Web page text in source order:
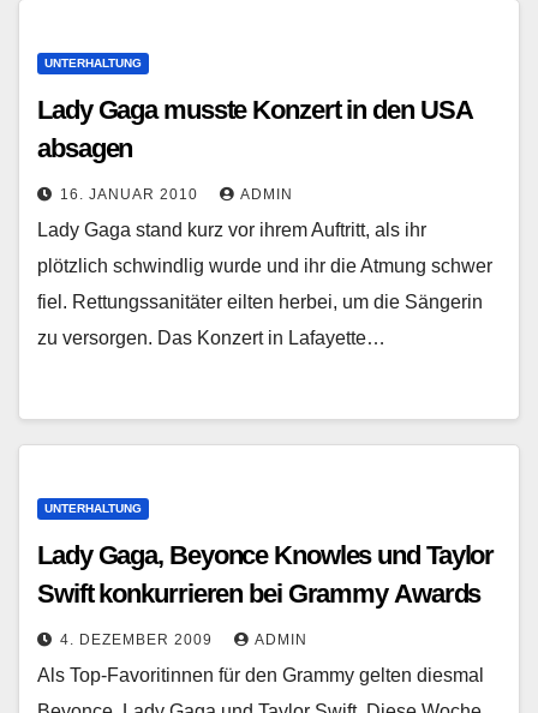
UNTERHALTUNG
Lady Gaga musste Konzert in den USA
absagen
16. JANUAR 2010 ADMIN
Lady Gaga stand kurz vor ihrem Auftritt, als ihr
plötzlich schwindlig wurde und ihr die Atmung schwer
fiel. Rettungssanitäter eilten herbei, um die Sängerin
zu versorgen. Das Konzert in Lafayette…
UNTERHALTUNG
Lady Gaga, Beyonce Knowles und Taylor
Swift konkurrieren bei Grammy Awards
4. DEZEMBER 2009 ADMIN
Als Top-Favoritinnen für den Grammy gelten diesmal